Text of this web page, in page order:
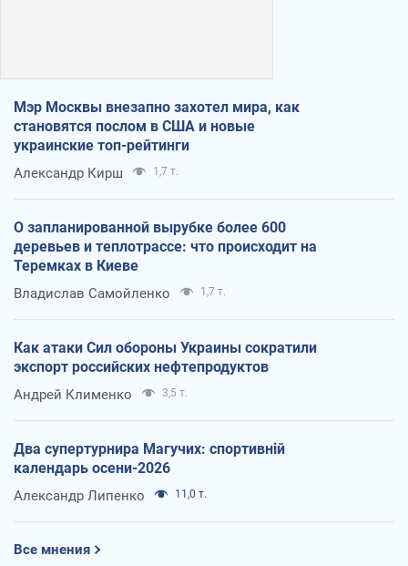
Мэр Москвы внезапно захотел мира, как
становятся послом в США и новые
украинские топ-рейтинги
Александр Кирш 1,7 т.
О запланированной вырубке более 600
деревьев и теплотрассе: что происходит на
Теремках в Киеве
Владислав Самойленко 1,7 т.
Как атаки Сил обороны Украины сократили
экспорт российских нефтепродуктов
Андрей Клименко 3,5 т.
Два супертурнира Магучих: спортивній
календарь осени-2026
Александр Липенко 11,0 т.
Все мнения